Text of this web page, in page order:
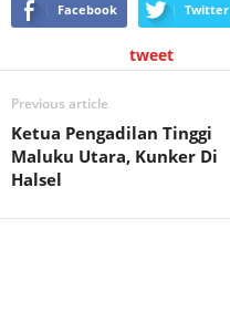
Facebook Twitter
tweet
Previous article
Ketua Pengadilan Tinggi
Maluku Utara, Kunker Di
Halsel